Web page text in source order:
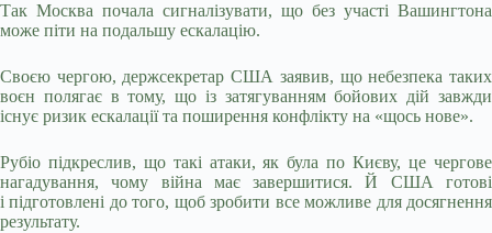
Так Москва почала сигналізувати, що без участі Вашингтона
може піти на подальшу ескалацію.
Своєю чергою, держсекретар США заявив, що небезпека таких
воєн полягає в тому, що із затягуванням бойових дій завжди
існує ризик ескалації та поширення конфлікту на «щось нове».
Рубіо підкреслив, що такі атаки, як була по Києву, це чергове
нагадування, чому війна має завершитися. Й США готові
і підготовлені до того, щоб зробити все можливе для досягнення
результату.